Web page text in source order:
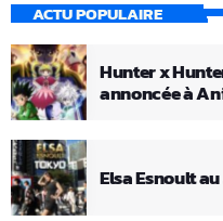
ACTU POPULAIRE
Hunter x
annoncée à
Elsa Esnoult